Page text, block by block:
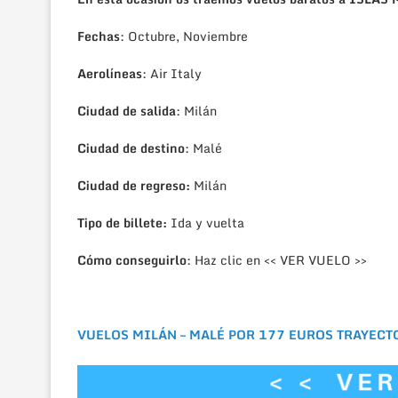
Fechas: Octubre, Noviembre
Aerolíneas: Air Italy
Ciudad de salida: Milán
Ciudad de destino: Malé
Ciudad de regreso: Milán
Tipo de billete: Ida y vuelta
Cómo conseguirlo: Haz clic en << VER VUELO >>
VUELOS MILÁN – MALÉ POR 177 EUROS